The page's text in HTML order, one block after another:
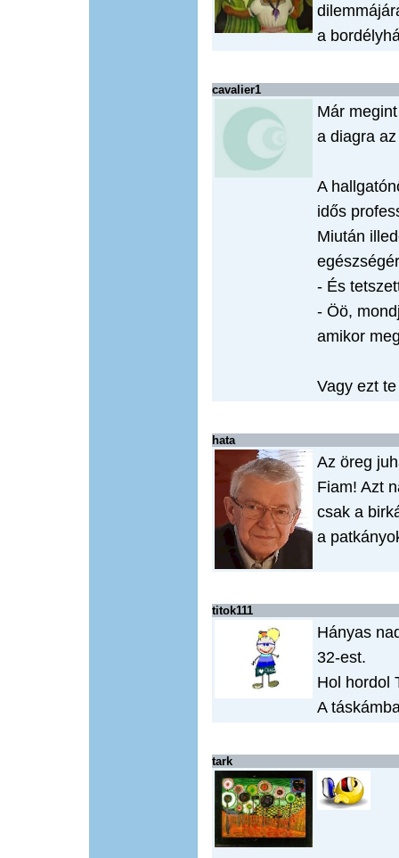
a
cavalier1
Már
a diagra
A
idős
Miután
- És
- Öö,
amikor
Vagy ezt
hata
Az öreg
Fiam! Azt
csak a
a
titok111
Hányas
32-est.
Hol hordol
A
tark